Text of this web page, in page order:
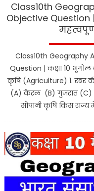
Class10th
Objective
Class10th Geography
Question | कक्षा 10 भूगोल
कृषि (Agriculture) 1. रबर
(A) केरल (B) गुजरात (C)
सोपानी कृषि किस राज्य